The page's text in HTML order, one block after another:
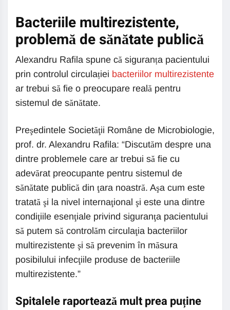
Bacteriile multirezistente,
problemă de sănătate publică
Alexandru Rafila spune că siguranța pacientului
prin controlul circulației bacteriilor multirezistente
ar trebui să fie o preocupare reală pentru
sistemul de sănătate.
Preşedintele Societăţii Române de Microbiologie,
prof. dr. Alexandru Rafila: “Discutăm despre una
dintre problemele care ar trebui să fie cu
adevărat preocupante pentru sistemul de
sănătate publică din ţara noastră. Aşa cum este
tratată şi la nivel internaţional şi este una dintre
condiţiile esenţiale privind siguranţa pacientului
să putem să controlăm circulaţia bacteriilor
multirezistente şi să prevenim în măsura
posibilului infecţiile produse de bacteriile
multirezistente.”
Spitalele raportează mult prea puține